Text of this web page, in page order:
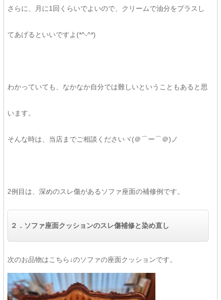
さらに、月に1回くらいでよいので、クリームで油分をプラスし
てあげるといいですよ(*^-^*)
わかっていても、なかなか自分では難しいということもあると思
います。
そんな時は、当店までご相談くださいヾ(＠⌒ー⌒＠)ノ
2例目は、深めのスレ傷があるソファ座面の補修例です。
２．ソファ座面クッションのスレ傷補修と染め直し
次のお品物はこちら↓のソファの座面クッションです。